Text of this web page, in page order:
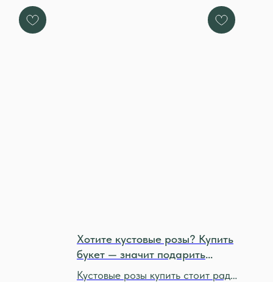
Хотите кустовые розы? Купить
букет — значит подарить
эмоции
Кустовые розы купить стоит ради